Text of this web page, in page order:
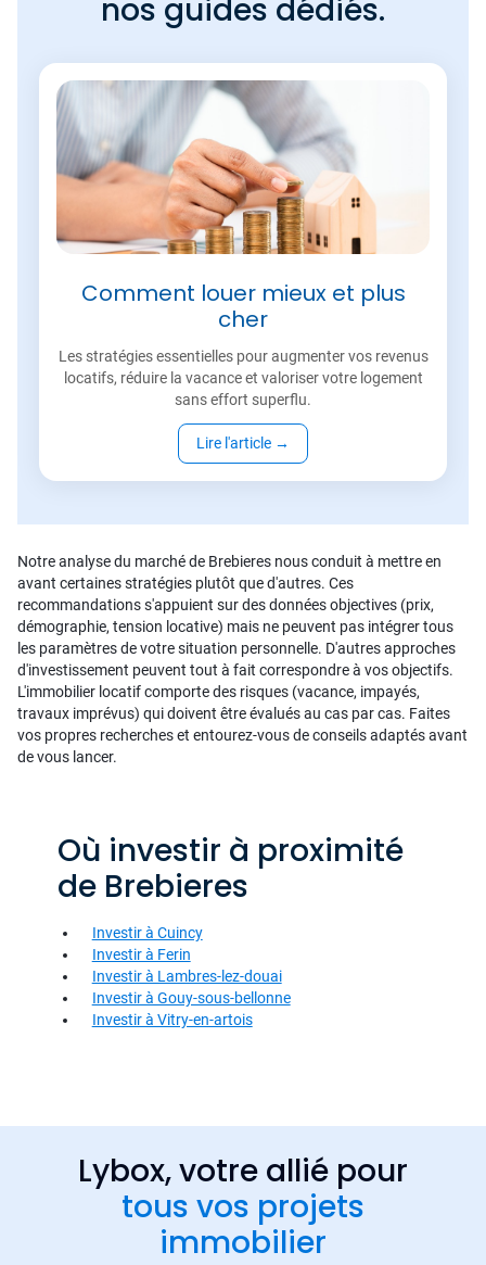
nos guides dédiés.
Comment louer mieux et plus
cher
Les stratégies essentielles pour augmenter vos revenus
locatifs, réduire la vacance et valoriser votre logement
sans effort superflu.
Lire l'article →
Notre analyse du marché de Brebieres nous conduit à mettre en
avant certaines stratégies plutôt que d'autres. Ces
recommandations s'appuient sur des données objectives (prix,
démographie, tension locative) mais ne peuvent pas intégrer tous
les paramètres de votre situation personnelle. D'autres approches
d'investissement peuvent tout à fait correspondre à vos objectifs.
L'immobilier locatif comporte des risques (vacance, impayés,
travaux imprévus) qui doivent être évalués au cas par cas. Faites
vos propres recherches et entourez-vous de conseils adaptés avant
de vous lancer.
Où investir à proximité
de Brebieres
Investir à Cuincy
Investir à Ferin
Investir à Lambres-lez-douai
Investir à Gouy-sous-bellonne
Investir à Vitry-en-artois
Lybox, votre allié pour
tous vos projets
immobilier